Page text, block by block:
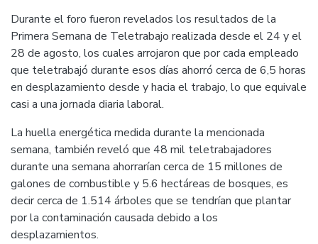
Durante el foro fueron revelados los resultados de la
Primera Semana de Teletrabajo realizada desde el 24 y el
28 de agosto, los cuales arrojaron que por cada empleado
que teletrabajó durante esos días ahorró cerca de 6,5 horas
en desplazamiento desde y hacia el trabajo, lo que equivale
casi a una jornada diaria laboral.
La huella energética medida durante la mencionada
semana, también reveló que 48 mil teletrabajadores
durante una semana ahorrarían cerca de 15 millones de
galones de combustible y 5.6 hectáreas de bosques, es
decir cerca de 1.514 árboles que se tendrían que plantar
por la contaminación causada debido a los
desplazamientos.